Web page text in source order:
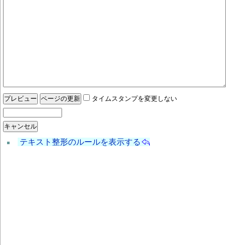
タイムスタンプを変更しない
テキスト整形のルールを表示する